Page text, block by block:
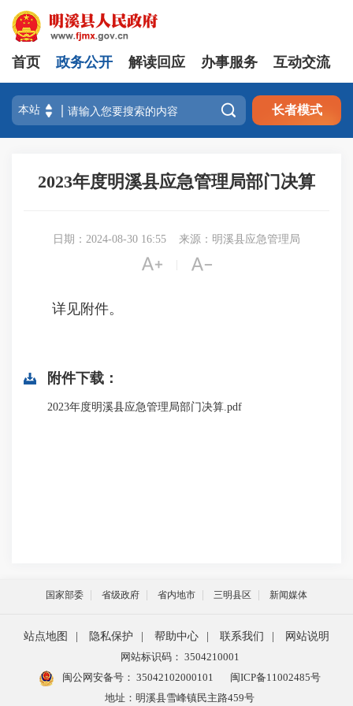
首页 政务公开 解读回应 办事服务 互动交流
 长者模式
2023年度明溪县应急管理局部门决算
日期：2024-08-30 16:55 来源：明溪县应急管理局
 
详见附件。
附件下载：
2023年度明溪县应急管理局部门决算.pdf
国家部委 省级政府 省内地市 三明县区 新闻媒体
站点地图 隐私保护 帮助中心 联系我们
网站说明
网站标识码： 3504210001
闽公网安备号： 35042102000101
闽ICP备11002485号
地址：明溪县雪峰镇民主路459号